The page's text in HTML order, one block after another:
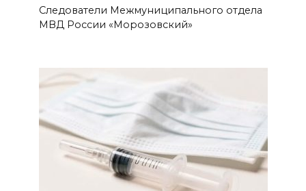
Следователи Межмуниципального отдела
МВД России «Морозовский»